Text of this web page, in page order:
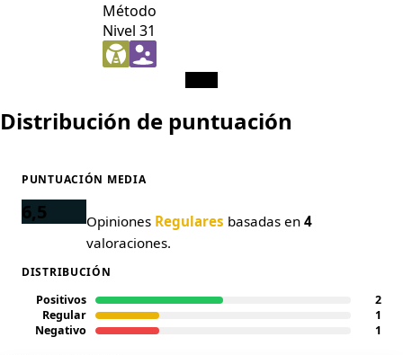
Método
Nivel 31
Distribución de puntuación
PUNTUACIÓN MEDIA
6,5 Opiniones Regulares basadas en 4
valoraciones.
DISTRIBUCIÓN
Positivos
2
Regular
1
Negativo
1